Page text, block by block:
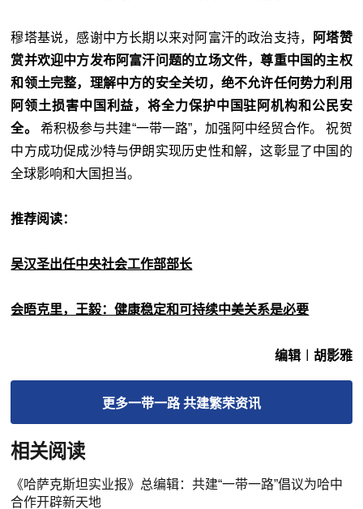
穆塔基说，感谢中方长期以来对阿富汗的政治支持，
阿塔赞
赏并欢迎中方发布阿富汗问题的立场文件，尊重中国的主权
和领土完整，理解中方的安全关切，绝不允许任何势力利用
阿领土损害中国利益，将全力保护中国驻阿机构和公民安
全。 希积极参与共建“一带一路”，加强阿中经贸合作。 祝贺
中方成功促成沙特与伊朗实现历史性和解，这彰显了中国的
全球影响和大国担当。
推荐阅读：
吴汉圣出任中央社会工作部部长
会晤克里，王毅：健康稳定和可持续中美关系是必要
编辑︱胡影雅
更多一带一路 共建繁荣资讯
相关阅读
《哈萨克斯坦实业报》总编辑：共建“一带一路”倡议为哈中
合作开辟新天地